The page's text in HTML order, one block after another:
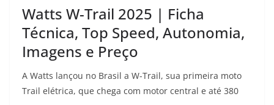
Watts W-Trail 2025 | Ficha
Técnica, Top Speed, Autonomia,
Imagens e Preço
A Watts lançou no Brasil a W-Trail, sua primeira moto
Trail elétrica, que chega com motor central e até 380